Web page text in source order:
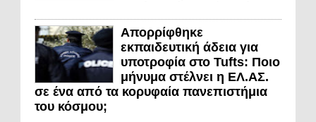
Απορρίφθηκε
εκπαιδευτική άδεια για
υποτροφία στο Tufts: Ποιο
μήνυμα στέλνει η ΕΛ.ΑΣ.
σε ένα από τα κορυφαία πανεπιστήμια
του κόσμου;